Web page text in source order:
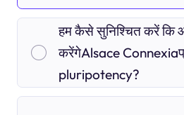
हम कैसे सुनिश्चित करें कि
करेंगेAlsace
pluripotency?